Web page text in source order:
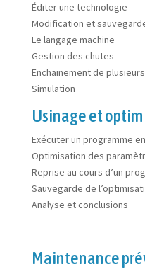
Éditer une technologie
Modification et
Le langage machine
Gestion des chutes
Enchainement de
Simulation
Usinage et
Exécuter un programme
Optimisation des
Reprise au cours d’un
Sauvegarde de
Analyse et conclusions
Maintenance